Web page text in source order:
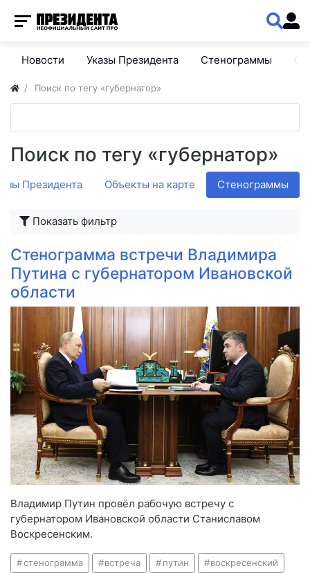
Новости Указы Президента Стенограммы
Поиск по тегу «губернатор»
Поиск по тегу «губернатор»
Президента Объекты на карте Стенограммы
Показать фильтр
Стенограмма встречи Владимира
Путина с губернатором Ивановской
области
Владимир Путин провёл рабочую встречу с
губернатором Ивановской области Станиславом
Воскресенским.
стенограмма встреча путин воскресенский